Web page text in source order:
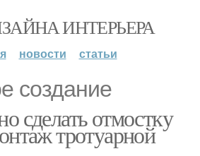
ИНТЕРЬЕРА
новости статьи
создание
сделать отмостку
тротуарной